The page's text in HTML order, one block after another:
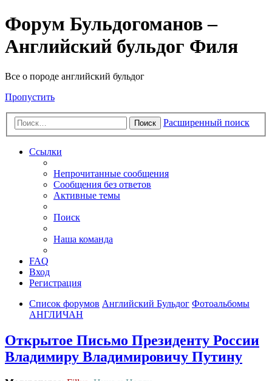
Форум Бульдогоманов –
Английский бульдог Филя
Все о породе английский бульдог
Пропустить
Поиск Расширенный поиск
Ссылки
Непрочитанные сообщения
Сообщения без ответов
Активные темы
Поиск
Наша команда
FAQ
Вход
Регистрация
Список форумов Английский Бульдог Фотоальбомы
АНГЛИЧАН
Открытое Письмо Президенту России
Владимиру Владимировичу Путину